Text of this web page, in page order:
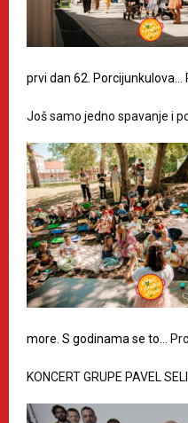
prvi dan 62. Porcijunkulova…
Još samo jedno spavanje i
more. S godinama se to…
KONCERT GRUPE PAVEL